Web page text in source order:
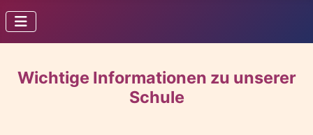
Wichtige Informationen zu unserer
Schule